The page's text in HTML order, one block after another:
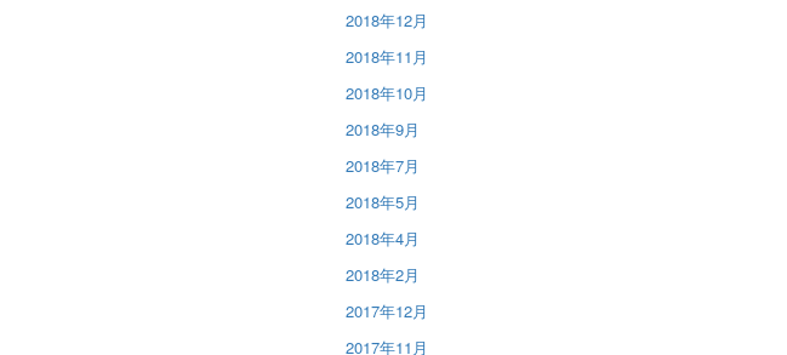
2018年12月
2018年11月
2018年10月
2018年9月
2018年7月
2018年5月
2018年4月
2018年2月
2017年12月
2017年11月